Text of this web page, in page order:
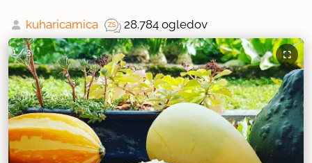
kuharicamica 28.784 ogledov
1/3